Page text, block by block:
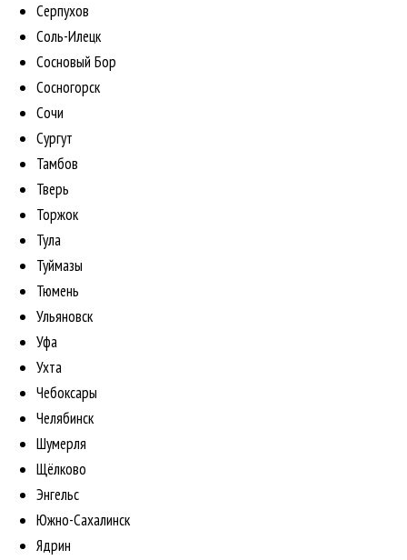
Серпухов
Соль-Илецк
Сосновый Бор
Сосногорск
Сочи
Сургут
Тамбов
Тверь
Торжок
Тула
Туймазы
Тюмень
Ульяновск
Уфа
Ухта
Чебоксары
Челябинск
Шумерля
Щёлково
Энгельс
Южно-Сахалинск
Ядрин